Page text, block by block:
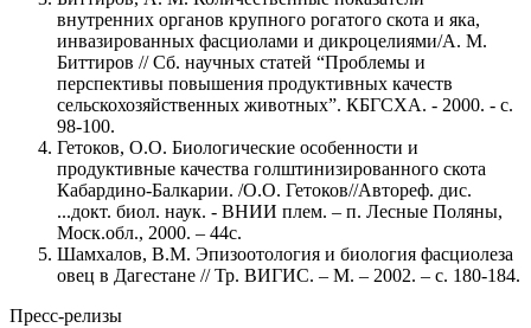
внутренних органов крупного рогатого скота и яка,
инвазированных фасциолами и дикроцелиями/А. М.
Биттиров // Сб. научных статей “Проблемы и
перспективы повышения продуктивных качеств
сельскохозяйственных животных”. КБГСХА. - 2000. - с.
98-100.
Гетоков, О.О. Биологические особенности и
продуктивные качества голштинизированного скота
Кабардино-Балкарии. /О.О. Гетоков//Автореф. дис.
...докт. биол. наук. - ВНИИ плем. – п. Лесные Поляны,
Моск.обл., 2000. – 44с.
Шамхалов, В.М. Эпизоотология и биология фасциолеза
овец в Дагестане // Тр. ВИГИС. – М. – 2002. – с. 180-184.
Пресс-релизы